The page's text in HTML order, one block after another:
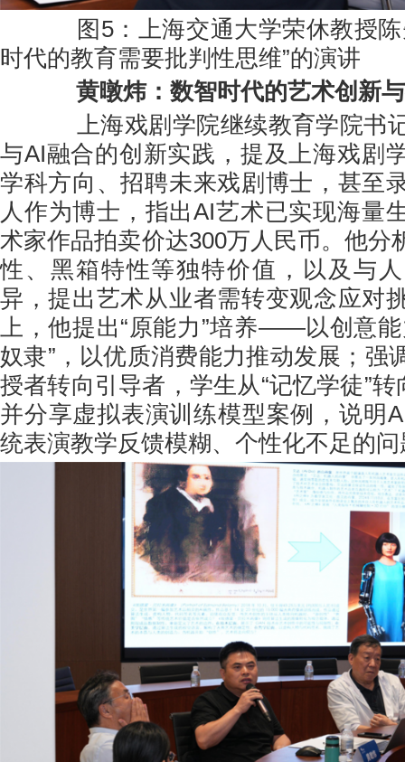
图5：上海交通大学荣休教授陈
时代的教育需要批判性思维”的演讲
黄暾炜：数智时代的艺术创新
上海戏剧学院继续教育学院书
与AI融合的创新实践，提及上海戏剧
学科方向、招聘未来戏剧博士，甚至
人作为博士，指出AI艺术已实现海量
术家作品拍卖价达300万人民币。他分
性、黑箱特性等独特价值，以及与
异，提出艺术从业者需转变观念应对
上，他提出“原能力”培养——以创意
奴隶”，以优质消费能力推动发展；强
授者转向引导者，学生从“记忆学徒”转
并分享虚拟表演训练模型案例，说明
统表演教学反馈模糊、个性化不足的问